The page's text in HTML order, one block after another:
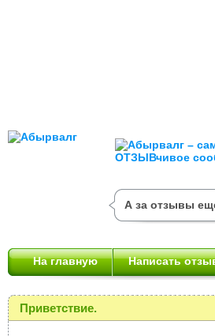
А за отзывы
На главную Написать
Приветствие.